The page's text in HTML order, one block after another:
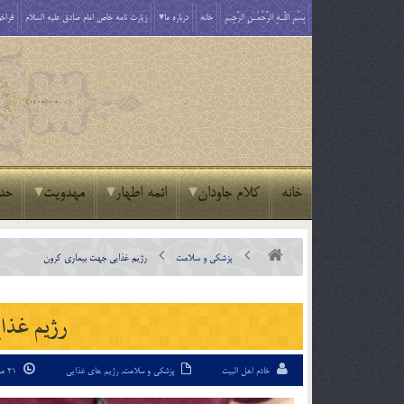
بِسْمِ اللَّـهِ الرَّحْمَـٰنِ الرَّحِيمِ خانه درباره ما زیارت نامه خاص امام صادق علیه السلام
خانه کلام جاودان ائمه اطهار مهدویت
پزشکی و سلامت رژیم غذایی جهت بیماری کرون
رژیم
خادم اهل البیت پزشکی و سلامت,رژیم های غذایی